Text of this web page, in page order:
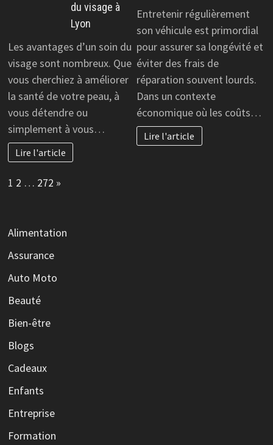
du visage à
Lyon
Les avantages d’un soin du
visage sont nombreux. Que
vous cherchiez à améliorer
la santé de votre peau, à
vous détendre ou
simplement à vous…
Lire l'article
Entretenir régulièrement
son véhicule est primordial
pour assurer sa longévité et
éviter des frais de
réparation souvent lourds.
Dans un contexte
économique où les coûts…
Lire l'article
Page:
1 2 … 272 Next
»
Alimentation
Assurance
Auto Moto
Beauté
Bien-être
Blogs
Cadeaux
Enfants
Entreprise
Formation